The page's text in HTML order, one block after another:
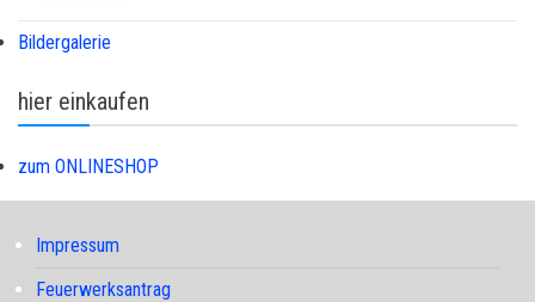
Bildergalerie
hier einkaufen
zum ONLINESHOP
Impressum
Feuerwerksantrag